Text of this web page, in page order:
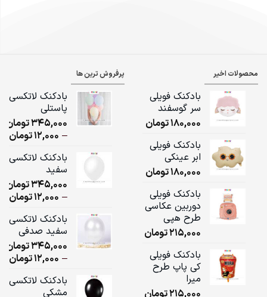
محصولات اخیر
بادکنک فویلی
سر گوسفند
180,000تومان
بادکنک فویلی
ابر عینکی
180,000تومان
بادکنک فویلی
دوربین عکاسی
طرح هپی
215,000تومان
بادکنک فویلی
کی پاپ طرح
میرا
215,000تومان
پرفروش ترین ها
بادکنک لاتکسی
پاستلی
345,000تومان
–
12,000تومان
بادکنک لاتکسی
سفید
345,000تومان
–
12,000تومان
بادکنک لاتکسی
سفید صدفی
345,000تومان
–
12,000تومان
بادکنک لاتکسی
مشکی